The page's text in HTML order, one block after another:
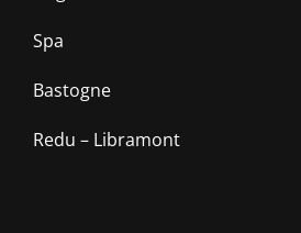
Spa
Bastogne
Redu – Libramont